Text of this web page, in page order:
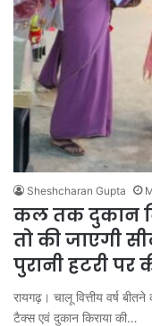
Sheshcharan Gupta
कल तक दुकान
तो की जाएगी
पुरानी हटरी पर
रायगढ़। चालू वित्तीय वर्ष
टैक्स एवं दुकान किराया की…